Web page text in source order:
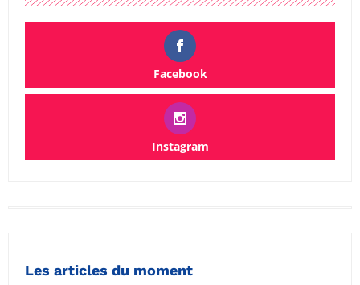
Facebook
Instagram
Les articles du moment